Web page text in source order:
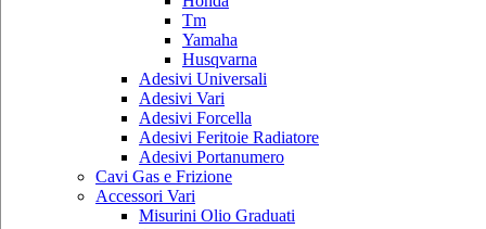
Tm
Yamaha
Husqvarna
Adesivi Universali
Adesivi Vari
Adesivi Forcella
Adesivi Feritoie Radiatore
Adesivi Portanumero
Cavi Gas e Frizione
Accessori Vari
Misurini Olio Graduati